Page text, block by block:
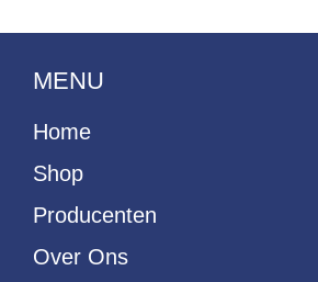
MENU
Home
Shop
Producenten
Over Ons